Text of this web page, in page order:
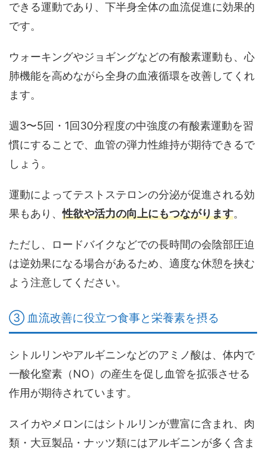
できる運動であり、下半身全体の血流促進に効果的
です。
ウォーキングやジョギングなどの有酸素運動も、心
肺機能を高めながら全身の血液循環を改善してくれ
ます。
週3〜5回・1回30分程度の中強度の有酸素運動を習
慣にすることで、血管の弾力性維持が期待できるで
しょう。
運動によってテストステロンの分泌が促進される効
果もあり、性欲や活力の向上にもつながります。
ただし、ロードバイクなどでの長時間の会陰部圧迫
は逆効果になる場合があるため、適度な休憩を挟む
よう注意してください。
③ 血流改善に役立つ食事と栄養素を摂る
シトルリンやアルギニンなどのアミノ酸は、体内で
一酸化窒素（NO）の産生を促し血管を拡張させる
作用が期待されています。
スイカやメロンにはシトルリンが豊富に含まれ、肉
類・大豆製品・ナッツ類にはアルギニンが多く含ま